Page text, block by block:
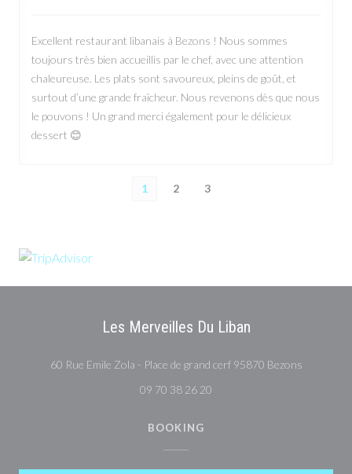
Excellent restaurant libanais à Bezons ! Nous sommes
toujours très bien accueillis par le chef, avec une attention
chaleureuse. Les plats sont savoureux, pleins de goût, et
surtout d’une grande fraîcheur. Nous revenons dès que nous
le pouvons ! Un grand merci également pour le délicieux
dessert 😊
1 2 3
Les Merveilles Du Liban
60 Rue Emile Zola - Place de grand cerf 95870 Bezons((opens in
09 70 38 26 20
BOOKING